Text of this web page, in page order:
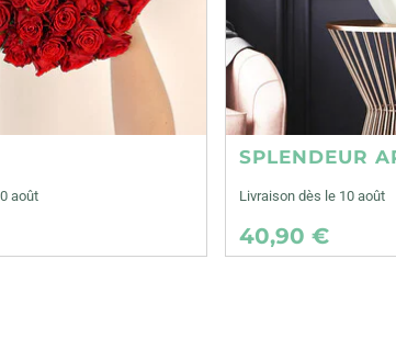
août
SPLENDEUR
Livraison dès le 10 août
40,90 €